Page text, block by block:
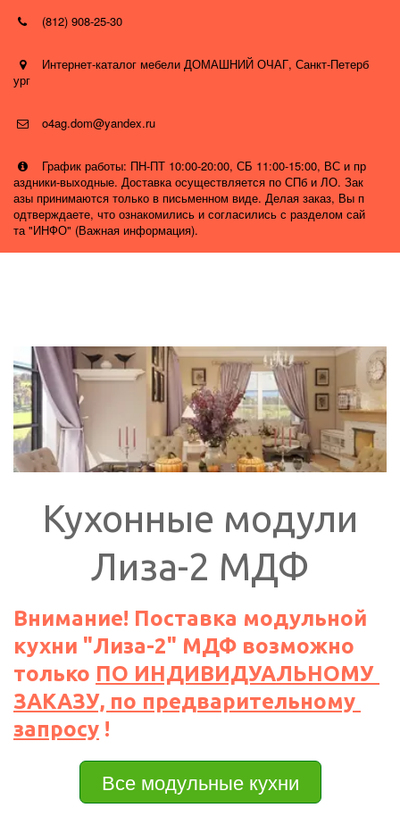
(812) 908-25-30
Интернет-каталог мебели ДОМАШНИЙ ОЧАГ, Санкт-Петерб
ург
o4ag.dom@yandex.ru
График работы: ПН-ПТ 10:00-20:00, СБ 11:00-15:00, ВС и пр
аздники-выходные. Доставка осуществляется по СПб и ЛО. Зак
азы принимаются только в письменном виде. Делая заказ, Вы п
одтверждаете, что ознакомились и согласились с разделом сай
та "ИНФО" (Важная информация).
Кухонные модули
Лиза-2 МДФ
Внимание! Поставка модульной
кухни "Лиза-2" МДФ возможно
только ПО ИНДИВИДУАЛЬНОМУ
ЗАКАЗУ, по предварительному
запросу !
Все модульные кухни